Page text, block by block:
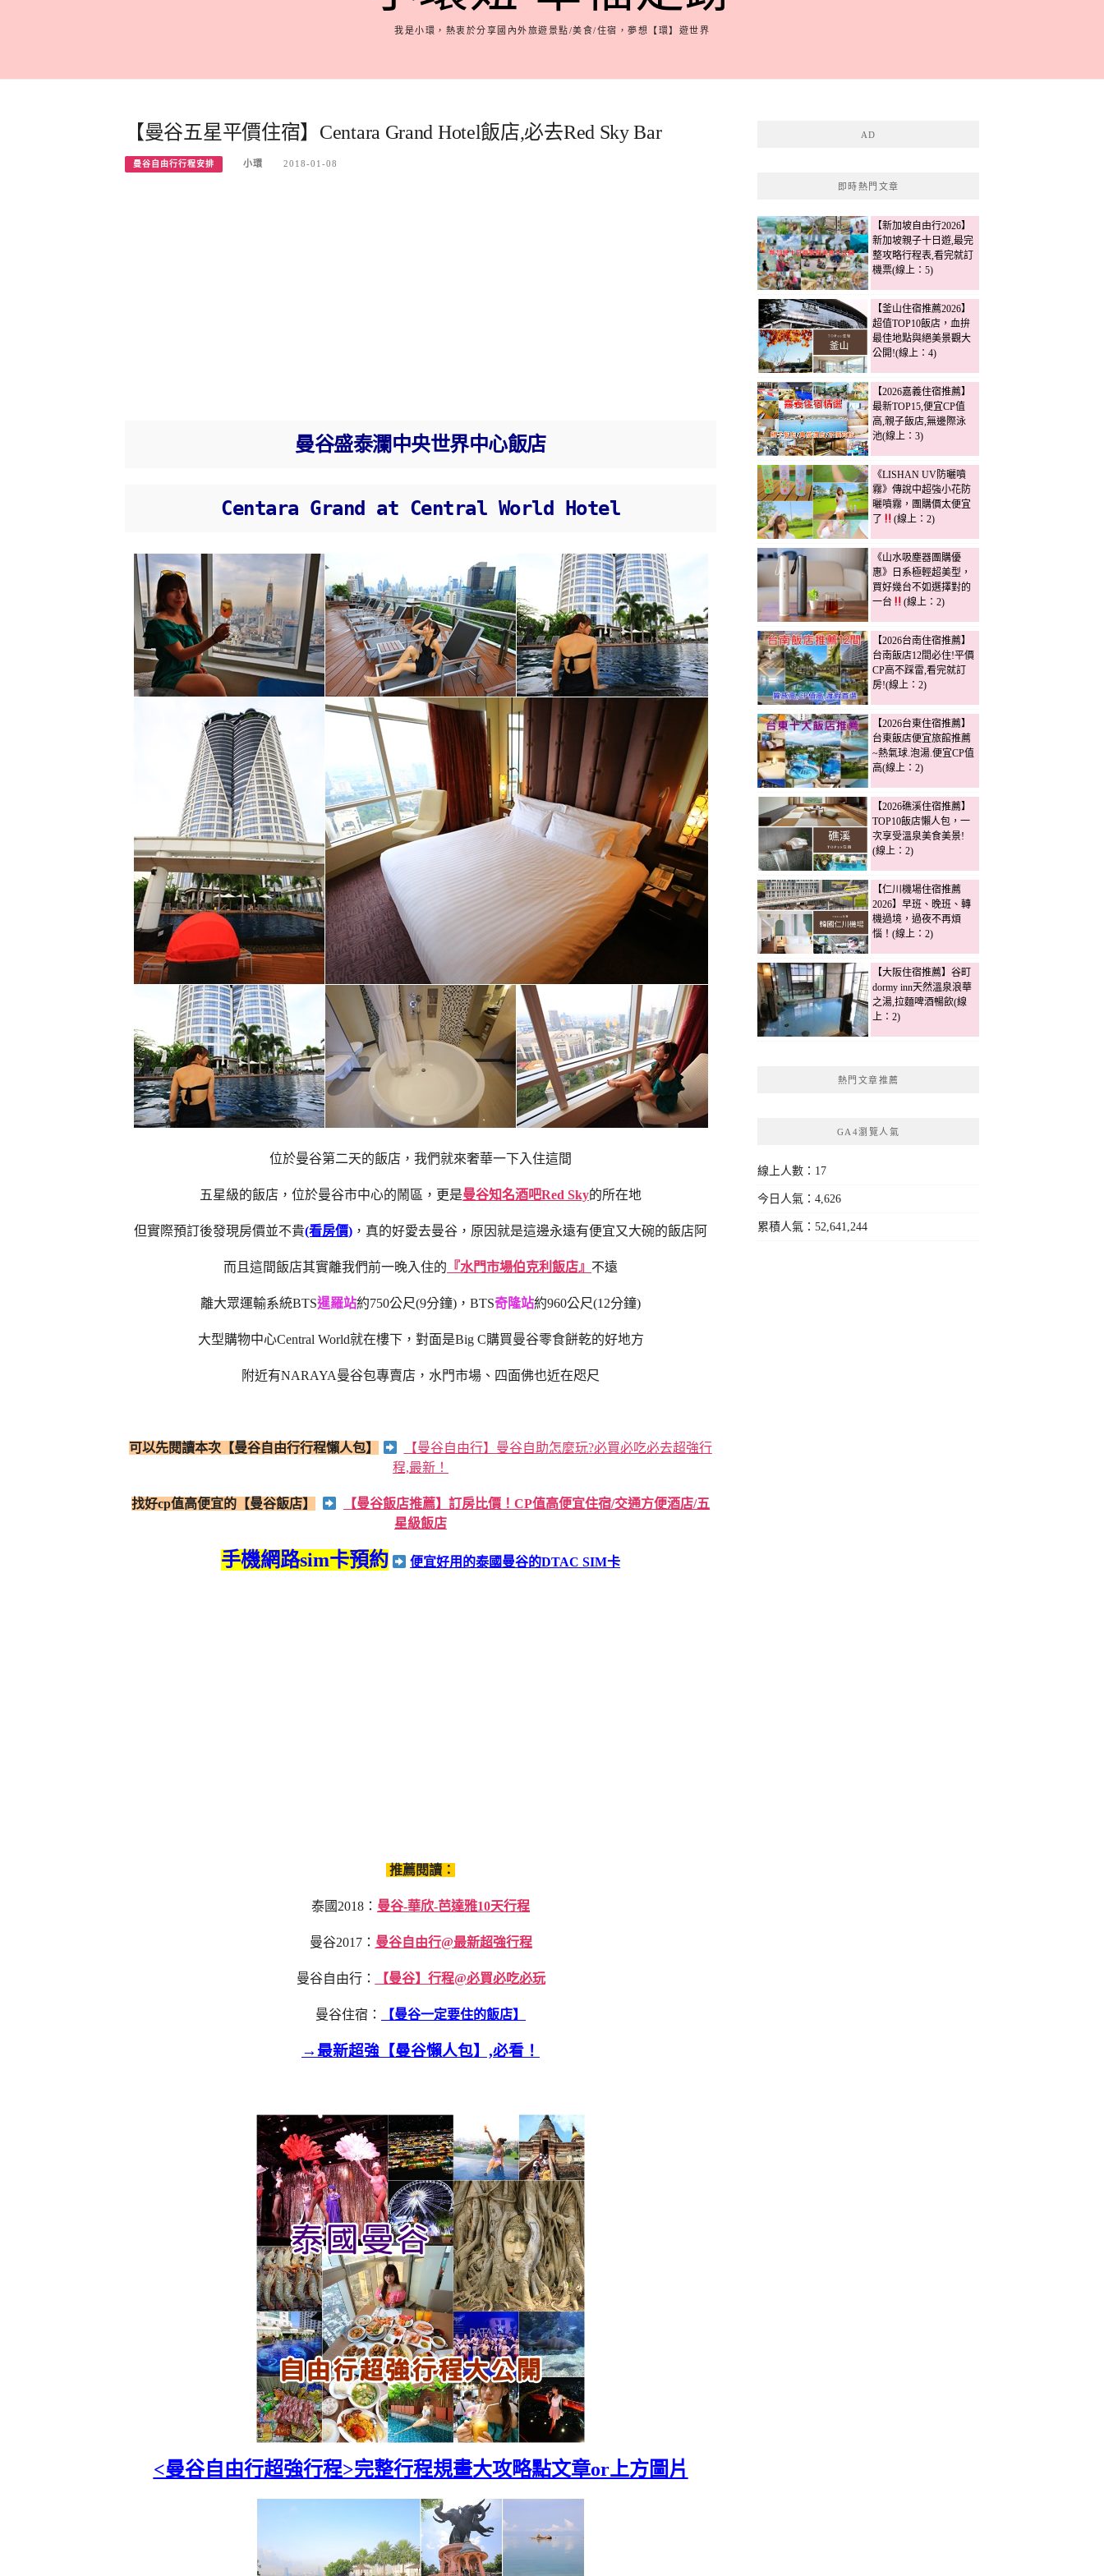
我是小環，熱衷於分享國內外旅遊景點/美食/住宿，夢想【環】遊世界
【曼谷五星平價住宿】Centara Grand Hotel飯店,必去Red Sky Bar
曼谷自由行行程安排 小環 2018-01-08
曼谷盛泰瀾中央世界中心飯店
Centara Grand at Central World Hotel
位於曼谷第二天的飯店，我們就來奢華一下入住這間
五星級的飯店，位於曼谷市中心的鬧區，更是曼谷知名酒吧Red Sky的所在地
但實際預訂後發現房價並不貴(看房價) ，真的好愛去曼谷，原因就是這邊永遠有便宜又大碗的飯店阿
而且這間飯店其實離我們前一晚入住的 『水門市場伯克利飯店』 不遠
離大眾運輸系統BTS暹羅站約750公尺(9分鐘)，BTS奇隆站約960公尺(12分鐘)
大型購物中心Central World就在樓下，對面是Big C購買曼谷零食餅乾的好地方
附近有NARAYA曼谷包專賣店，水門市場、四面佛也近在咫尺
可以先閱讀本次【曼谷自由行行程懶人包】
【曼谷自由行】曼谷自助怎麼玩?必買必吃必去超強行
程,最新！
找好cp值高便宜的【曼谷飯店】
【曼谷飯店推薦】訂房比價！CP值高便宜住宿/交通方便酒店/五
星級飯店
手機網路sim卡預約 便宜好用的泰國曼谷的DTAC SIM卡
推薦閱讀：
泰國2018： 曼谷-華欣-芭達雅10天行程
曼谷2017： 曼谷自由行@最新超強行程
曼谷自由行： 【曼谷】行程@必買必吃必玩
曼谷住宿： 【曼谷一定要住的飯店】
→最新超強【曼谷懶人包】,必看！
<曼谷自由行超強行程>完整行程規畫大攻略點文章or上方圖片
AD
即時熱門文章
【新加坡自由行2026】
新加坡親子十日遊,最完
整攻略行程表,看完就訂
機票(線上：5)
【釜山住宿推薦2026】
超值TOP10飯店，血拚
最佳地點與絕美景觀大
公開!(線上：4)
【2026嘉義住宿推薦】
最新TOP15,便宜CP值
高,親子飯店,無邊際泳
池(線上：3)
《LISHAN UV防曬噴
霧》傳說中超強小花防
曬噴霧，團購價太便宜
了
(線上：2)
《山水吸塵器團購優
惠》日系極輕超美型，
買好幾台不如選擇對的
一台
(線上：2)
【2026台南住宿推薦】
台南飯店12間必住!平價
CP高不踩雷,看完就訂
房!(線上：2)
【2026台東住宿推薦】
台東飯店便宜旅館推薦
~熱氣球.泡湯.便宜CP值
高(線上：2)
【2026礁溪住宿推薦】
TOP10飯店懶人包，一
次享受溫泉美食美景!
(線上：2)
【仁川機場住宿推薦
2026】早班、晚班、轉
機過境，過夜不再煩
惱！(線上：2)
【大阪住宿推薦】谷町
dormy inn天然溫泉浪華
之湯,拉麵啤酒暢飲(線
上：2)
熱門文章推薦
GA4瀏覽人氣
線上人數：17
今日人氣：4,626
累積人氣：52,641,244